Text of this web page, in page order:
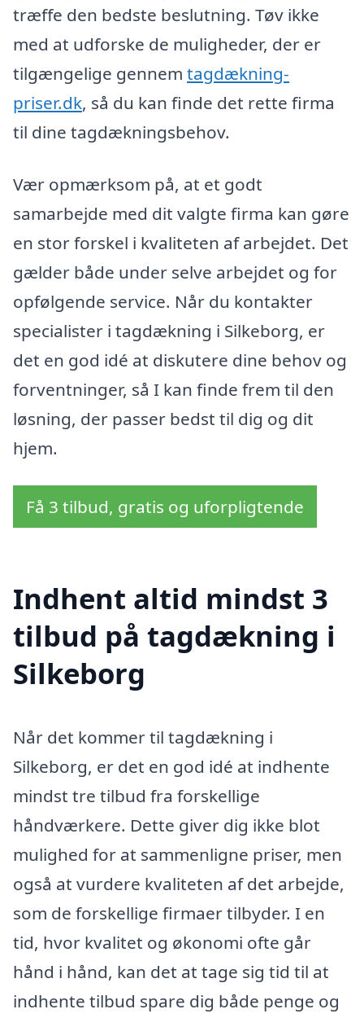
træffe den bedste beslutning. Tøv ikke
med at udforske de muligheder, der er
tilgængelige gennem tagdækning-
priser.dk, så du kan finde det rette firma
til dine tagdækningsbehov.
Vær opmærksom på, at et godt
samarbejde med dit valgte firma kan gøre
en stor forskel i kvaliteten af arbejdet. Det
gælder både under selve arbejdet og for
opfølgende service. Når du kontakter
specialister i tagdækning i Silkeborg, er
det en god idé at diskutere dine behov og
forventninger, så I kan finde frem til den
løsning, der passer bedst til dig og dit
hjem.
Få 3 tilbud, gratis og uforpligtende
Indhent altid mindst 3
tilbud på tagdækning i
Silkeborg
Når det kommer til tagdækning i
Silkeborg, er det en god idé at indhente
mindst tre tilbud fra forskellige
håndværkere. Dette giver dig ikke blot
mulighed for at sammenligne priser, men
også at vurdere kvaliteten af det arbejde,
som de forskellige firmaer tilbyder. I en
tid, hvor kvalitet og økonomi ofte går
hånd i hånd, kan det at tage sig tid til at
indhente tilbud spare dig både penge og